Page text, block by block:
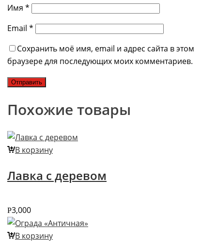
Имя *
Email *
Сохранить моё имя, email и адрес сайта в этом
браузере для последующих моих комментариев.
Похожие товары
В корзину
Лавка с деревом
Р3,000
В корзину